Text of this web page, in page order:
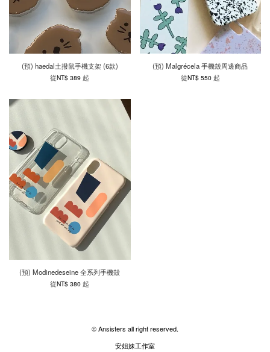
(預) haedal土撥鼠手機支架 (6款)
從NT$ 389起
(預) Malgrécela 手機殼周邊商品
從NT$ 550 起
(預) Modinedeseine 全系列手機殼
從NT$ 380起
© Ansisters all right reserved.
安姐妹工作室